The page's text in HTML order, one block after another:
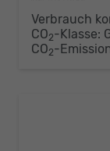
Verbrauch
CO2-Klasse:
CO2-